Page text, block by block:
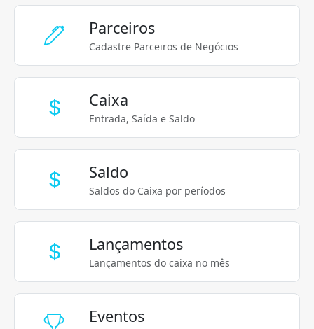
Parceiros
Cadastre Parceiros de Negócios
Caixa
Entrada, Saída e Saldo
Saldo
Saldos do Caixa por períodos
Lançamentos
Lançamentos do caixa no mês
Eventos